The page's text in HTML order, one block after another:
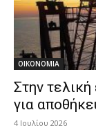
ΟΙΚΟΝΟΜΙΑ
Στην
για
4 Ιουλίου 2026